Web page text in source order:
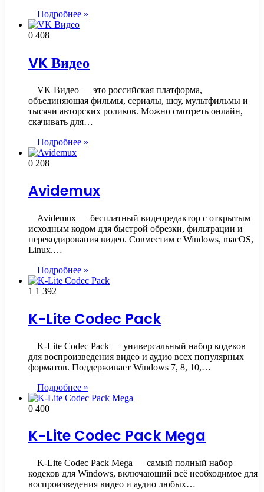
Подробнее »
0 408
VK Видео
VK Видео — это российская платформа,
объединяющая фильмы, сериалы, шоу, мультфильмы и
тысячи авторских роликов. Можно смотреть онлайн,
скачивать для…
Подробнее »
0 208
Avidemux
Avidemux — бесплатный видеоредактор с открытым
исходным кодом для быстрой обрезки, фильтрации и
перекодирования видео. Совместим с Windows, macOS,
Linux.…
Подробнее »
1 1 392
K-Lite Codec Pack
K‑Lite Codec Pack — универсальный набор кодеков
для воспроизведения видео и аудио всех популярных
форматов. Поддерживает Windows 7, 8, 10,…
Подробнее »
0 400
K-Lite Codec Pack Mega
K‑Lite Codec Pack Mega — самый полный набор
кодеков для Windows, включающий всё необходимое для
воспроизведения видео и аудио любых…